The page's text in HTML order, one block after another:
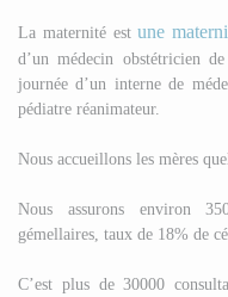
La maternité estune
d’un médecin obstétricien
journée d’un interne de
pédiatre réanimateur.
Nous accueillons les mères
Nous assurons environ
gémellaires, taux de 18% de
C’est plus de 30000